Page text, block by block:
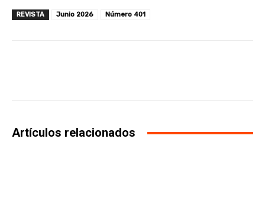
REVISTA Junio 2026 Número 401
Artículos relacionados